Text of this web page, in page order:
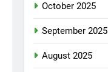
October 2025
September 2025
August 2025